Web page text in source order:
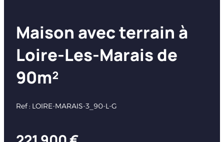
Maison avec terrain à
Loire-Les-Marais de
90m²
Ref : LOIRE-MARAIS-3_90-L-G